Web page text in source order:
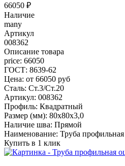
66050 ₽
Наличие
many
Артикул
008362
Описание товара
price: 66050
ГОСТ: 8639-62
Цена: от 66050 руб
Сталь: Ст.3/Ст.20
Артикул: 008362
Профиль: Квадратный
Размер (мм): 80x80x3,0
Наличие шва: Прямой
Наименование: Труба
Купить в 1 клик